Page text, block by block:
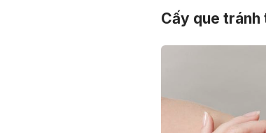
Cấy que tránh